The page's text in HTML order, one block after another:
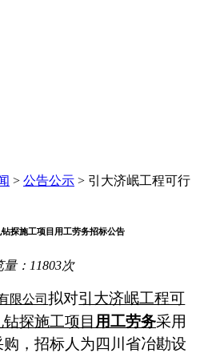
> 公告公示 > 引大济岷工程可行
探施工项目用工劳务招标公告
量：11803次
限公司拟对引大济岷工程可
探施工项目 用工劳务采用
，招标人为四川省冶勘设